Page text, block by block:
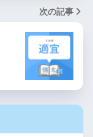
次の記事